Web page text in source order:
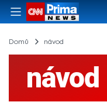
Domů návod
návod